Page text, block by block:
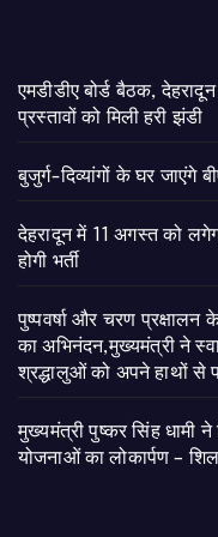
एमडीडीए बोर्ड बैठक,
प्रस्तावों को मिली हरी झंडी
बुजुर्ग-दिव्यांगों के घर जाएंगे
​देहरादून में 11 अगस्त को
होगी भर्ती
पुष्पवर्षा और चरण प्रक्षालन
का अभिनंदन,मुख्यमंत्री ने
श्रद्धालुओं को अपने हाथों से
मुख्यमंत्री पुष्कर सिंह धामी ने
योजनाओं का लोकार्पण –